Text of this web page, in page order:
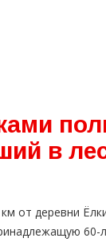
в
от деревни
60-